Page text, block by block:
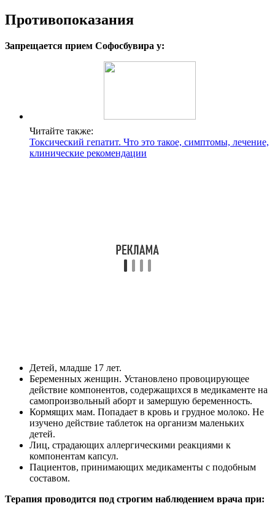
Противопоказания
Запрещается прием Софосбувира у:
Читайте также:
Токсический гепатит. Что это такое, симптомы, лечение,
клинические рекомендации
Детей, младше 17 лет.
Беременных женщин. Установлено провоцирующее
действие компонентов, содержащихся в медикаменте на
самопроизвольный аборт и замершую беременность.
Кормящих мам. Попадает в кровь и грудное молоко. Не
изучено действие таблеток на организм маленьких
детей.
Лиц, страдающих аллергическими реакциями к
компонентам капсул.
Пациентов, принимающих медикаменты с подобным
составом.
Терапия проводится под строгим наблюдением врача при: